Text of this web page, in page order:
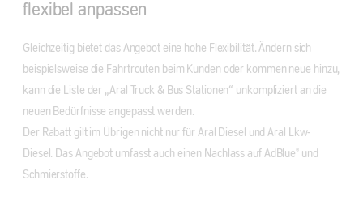
flexibel anpassen
Gleichzeitig bietet das Angebot eine hohe Flexibilität. Ändern sich
beispielsweise die Fahrtrouten beim Kunden oder kommen neue hinzu,
kann die Liste der „Aral Truck & Bus Stationen“ unkompliziert an die
neuen Bedürfnisse angepasst werden.
Der Rabatt gilt im Übrigen nicht nur für Aral Diesel und Aral Lkw-
Diesel. Das Angebot umfasst auch einen Nachlass auf AdBlue® und
Schmierstoffe.